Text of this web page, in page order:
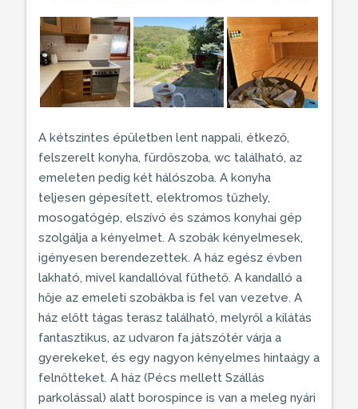
A kétszintes épületben lent nappali, étkező,
felszerelt konyha, fürdőszoba, wc található, az
emeleten pedig két hálószoba. A konyha
teljesen gépesített, elektromos tűzhely,
mosogatógép, elszívó és számos konyhai gép
szolgálja a kényelmet. A szobák kényelmesek,
igényesen berendezettek. A ház egész évben
lakható, mivel kandallóvalfűthető. A kandalló a
hője az emeleti szobákba is fel van vezetve. A
ház előtt tágas terasztalálható, melyről a kilátás
fantasztikus, az udvaron fa játszótér várja a
gyerekeket, és egy nagyon kényelmes hintaágy a
felnőtteket. A ház (Pécs mellett Szállás
parkolással) alatt borospince is van a meleg nyári